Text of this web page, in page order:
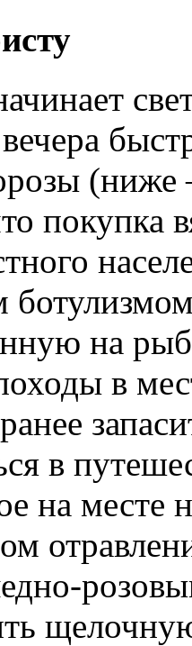
(ниже
покупка
на
в
в
на месте